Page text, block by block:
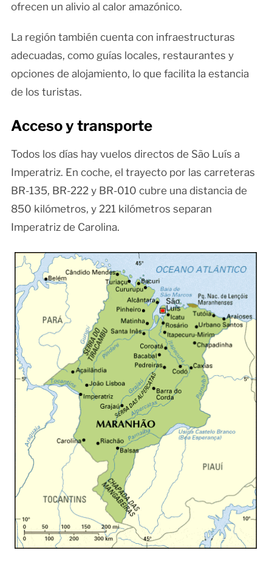
ofrecen un alivio al calor amazónico.
La región también cuenta con infraestructuras
adecuadas, como guías locales, restaurantes y
opciones de alojamiento, lo que facilita la estancia
de los turistas.
Acceso y transporte
Todos los días hay vuelos directos de São Luís a
Imperatriz. En coche, el trayecto por las carreteras
BR-135, BR-222 y BR-010 cubre una distancia de
850 kilómetros, y 221 kilómetros separan
Imperatriz de Carolina.